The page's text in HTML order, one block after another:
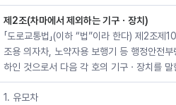
제2조(차마에서 제외하는 기구ㆍ장치)
「도로교통법」(이하 “법”이라 한다) 제2조
조용 의자차, 노약자용 보행기 등 행정안전
하인 것으로서 다음 각 호의 기구ㆍ장치를 말
1. 유모차